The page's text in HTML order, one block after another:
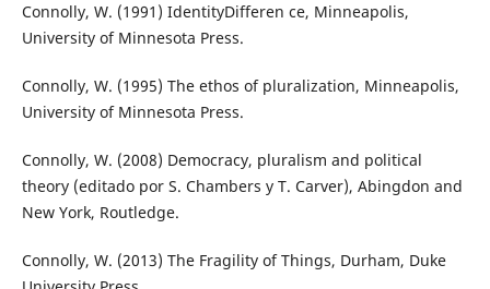
Connolly, W. (1991) IdentityDifferen ce, Minneapolis,
University of Minnesota Press.
Connolly, W. (1995) The ethos of pluralization, Minneapolis,
University of Minnesota Press.
Connolly, W. (2008) Democracy, pluralism and political
theory (editado por S. Chambers y T. Carver), Abingdon and
New York, Routledge.
Connolly, W. (2013) The Fragility of Things, Durham, Duke